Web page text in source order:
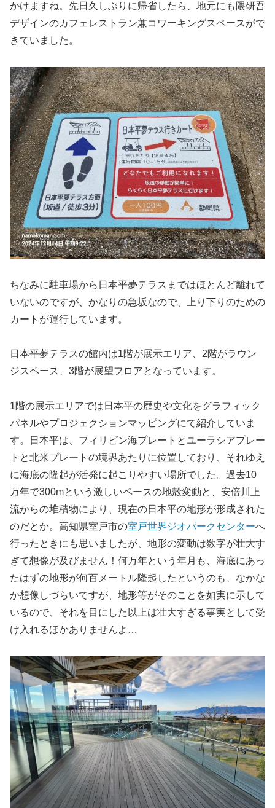
かけますね。先日久しぶりに帰省したら、地元にも隈研吾
デザインのカフェレストラン兼コワーキングスペースがで
きていました。
ちなみに駐車場から日本平夢テラスまではほとんど離れて
いないのですが、かなりの急坂なので、上り下りのための
カートが運行しています。
日本平夢テラスの館内は1階が展示エリア、2階がラウン
ジスペース、3階が展望フロアとなっています。
1階の展示エリアでは日本平の歴史や文化をグラフィック
パネルやプロジェクションマッピングにて紹介していま
す。日本平は、フィリピン海プレートとユーラシアプレー
トと北米プレートの境界あたりに位置しており、それゆえ
に海底の隆起が活発に起こりやすい場所でした。過去10
万年で300mという激しいペースの地殻変動と、安倍川上
流からの堆積物により、現在の日本平の地形が形成された
のだとか。高知県室戸市の室戸世界ジオパークセンターへ
行ったときにも思いましたが、地形の変動は数字が壮大す
ぎて想像が及びません！何万年という年月も、海底にあっ
たはずの地形が何百メートル隆起したというのも、なかな
か想像しづらいですが、地形等がそのことを如実に示して
いるので、それを目にした以上は壮大すぎる事実として受
け入れるほかありませんよ…